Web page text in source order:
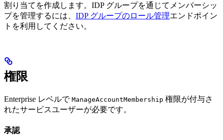
割り当てを作成します。IDP グループを通じてメンバーシッ
プを管理するには、 IDP グループのロール管理エンドポイン
トを利用してください。
権限
Enterprise レベルで ManageAccountMembership 権限が付与さ
れたサービスユーザーが必要です。
承認